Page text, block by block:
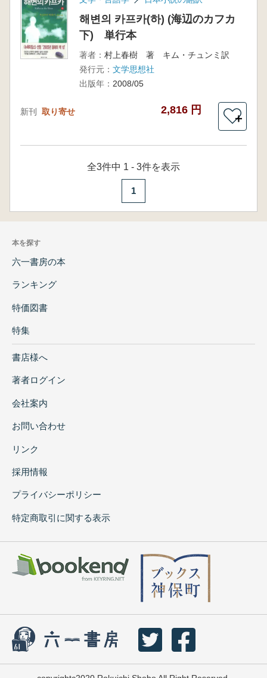
해변의 카프카(하) (海辺のカフカ
下) 単行本
著者： 村上春樹 著 キム・チュンミ訳
発行元： 文学思想社
出版年： 2008/05
新刊 取り寄せ 2,816 円
＋
全3件中 1 - 3件を表示
1
本を探す
六一書房の本
ランキング
特価図書
特集
書店様へ
著者ログイン
会社案内
お問い合わせ
リンク
採用情報
プライバシーポリシー
特定商取引に関する表示